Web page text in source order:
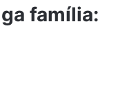
família: